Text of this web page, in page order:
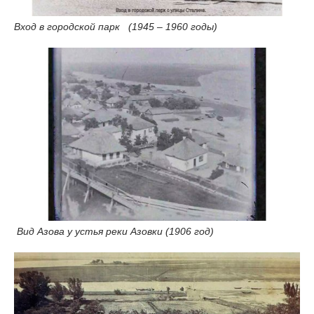
Вход в городской парк (1945 – 1960 годы)
Вид Азова у устья реки Азовки (1906 год)